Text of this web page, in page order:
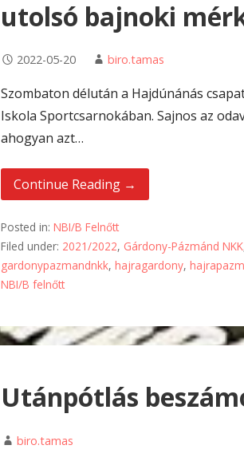
utolsó bajnoki
2022-05-20 biro.tamas
Szombaton délután a Hajdúnánás
Iskola Sportcsarnokában. Sajnos az
ahogyan azt…
Continue Reading →
Posted in:NBI/B Felnőtt
Filed under: 2021/2022, Gárdony-Pázmánd NKK
gardonypazmandnkk,hajragardony,
NBI/B felnőtt
Utánpótlás
biro.tamas